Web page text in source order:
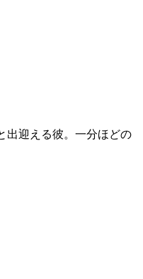
出迎える彼。一分ほどの